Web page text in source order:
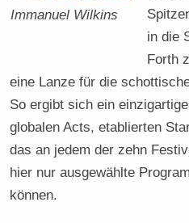
Immanuel Wilkins
in die
Forth
eine Lanze für die
So ergibt sich ein
globalen Acts, etablierten
das an jedem der zehn
hier nur ausgewählte
können.